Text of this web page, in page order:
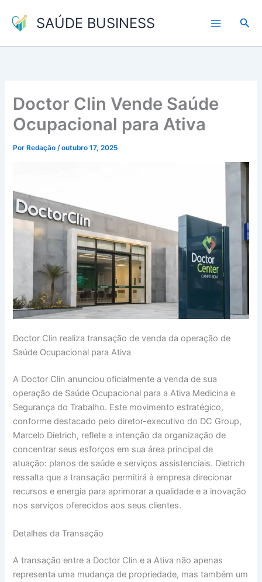
para
conteúdo
SAÚDE BUSINESS
Doctor Clin Vende Saúde
Ocupacional para Ativa
Por Redação/outubro 17, 2025
Doctor Clin realiza transação de venda da operação de
Saúde Ocupacional para Ativa
A Doctor Clin anunciou oficialmente a venda de sua
operação de Saúde Ocupacional para a Ativa Medicina e
Segurança do Trabalho. Este movimento estratégico,
conforme destacado pelo diretor-executivo do DC Group,
Marcelo Dietrich, reflete a intenção da organização de
concentrar seus esforços em sua área principal de
atuação: planos de saúde e serviços assistenciais. Dietrich
ressalta que a transação permitirá à empresa direcionar
recursos e energia para aprimorar a qualidade e a inovação
nos serviços oferecidos aos seus clientes.
Detalhes da Transação
A transação entre a Doctor Clin e a Ativa não apenas
representa uma mudança de propriedade, mas também um